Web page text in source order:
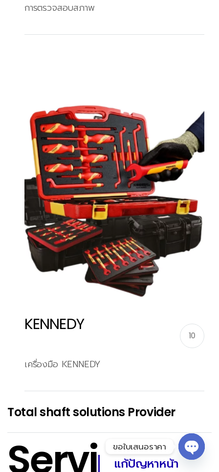
การตรวจสอบสภาพ
KENNEDY
10
เครื่องมือ KENNEDY
Total shaft solutions Provider
Servi แก้ปัญหาหน้า
ขอใบเสนอราคา